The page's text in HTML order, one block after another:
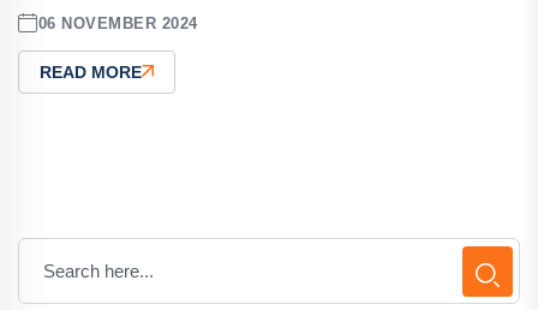
06 NOVEMBER 2024
READ MORE